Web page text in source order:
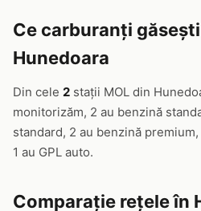
Ce carburanți găsești
Hunedoara
Din cele 2 stații MOL din
monitorizăm, 2 au benzină
standard, 2 au benzină
1 au GPL auto.
Comparație rețele în